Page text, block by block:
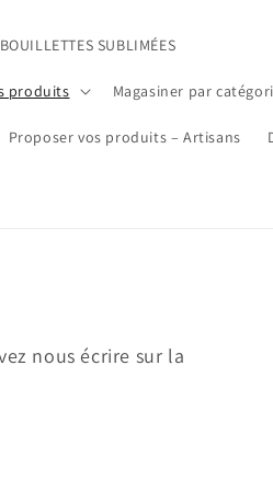
SUBLIMÉES
produits Magasiner par
Proposer vos produits – Artisans
nous écrire sur la